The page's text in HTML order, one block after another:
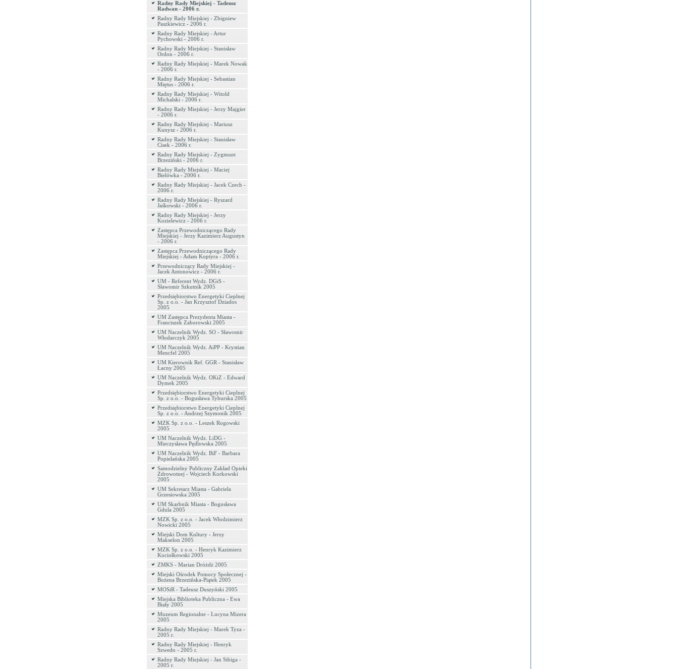
Radny Rady Miejskiej - Tadeusz
Radwan - 2006 r.
Radny Rady Miejskiej - Zbigniew
Paszkiewicz - 2006 r.
Radny Rady Miejskiej - Artur
Pychowski - 2006 r.
Radny Rady Miejskiej - Stanisław
Ordon - 2006 r.
Radny Rady Miejskiej - Marek Nowak
- 2006 r.
Radny Rady Miejskiej - Sebastian
Miętus - 2006 r.
Radny Rady Miejskiej - Witold
Michalski - 2006 r.
Radny Rady Miejskiej - Jerzy Majgier
- 2006 r.
Radny Rady Miejskiej - Mariusz
Kunysz - 2006 r.
Radny Rady Miejskiej - Stanisław
Cisek - 2006 r.
Radny Rady Miejskiej - Zygmunt
Brzeziński - 2006 r.
Radny Rady Miejskiej - Maciej
Bielówka - 2006 r.
Radny Rady Miejskiej - Jacek Czech -
2006 r.
Radny Rady Miejskiej - Ryszard
Jaśkowski - 2006 r.
Radny Rady Miejskiej - Jerzy
Kozielewicz - 2006 r.
Zastępca Przewodniczącego Rady
Miejskiej - Jerzy Kazimierz Augustyn
- 2006 r.
Zastępca Przewodniczącego Rady
Miejskiej - Adam Koptyra - 2006 r.
Przewodniczący Rady Miejskiej -
Jacek Antonowicz - 2006 r.
UM - Referent Wydz. DGiS -
Sławomir Szkutnik 2005
Przedsiębiorstwo Energetyki Cieplnej
Sp. z o.o. - Jan Krzysztof Dziados
2005
UM Zastępca Prezydenta Miasta -
Franciszek Zaborowski 2005
UM Naczelnik Wydz. SO - Sławomir
Włodarczyk 2005
UM Naczelnik Wydz. AiPP - Krystian
Mencfel 2005
UM Kierownik Ref. GGR - Stanisław
Łacny 2005
UM Naczelnik Wydz. OKiZ - Edward
Dymek 2005
Przedsiębiorstwo Energetyki Cieplnej
Sp. z o.o. - Bogusława Tyburska 2005
Przedsiębiorstwo Energetyki Cieplnej
Sp. z o.o. - Andrzej Szymonik 2005
MZK Sp. z o.o. - Leszek Rogowski
2005
UM Naczelnik Wydz. LiDG -
Mieczysława Pędlowska 2005
UM Naczelnik Wydz. BiF - Barbara
Popielańska 2005
Samodzielny Publiczny Zakład Opieki
Zdrowotnej - Wojciech Korkowski
2005
UM Sekretarz Miasta - Gabriela
Grzesiowska 2005
UM Skarbnik Miasta - Bogusława
Gdula 2005
MZK Sp. z o.o. - Jacek Włodzimierz
Nowicki 2005
Miejski Dom Kultury - Jerzy
Makselon 2005
MZK Sp. z o.o. - Henryk Kazimierz
Kociołkowski 2005
ZMKS - Marian Dróżdż 2005
Miejski Ośrodek Pomocy Społecznej -
Bożena Brzezińska-Piątek 2005
MOSiR - Tadeusz Duszyński 2005
Miejska Biblioteka Publiczna - Ewa
Biały 2005
Muzeum Regionalne - Lucyna Mizera
2005
Radny Rady Miejskiej - Marek Tyza -
2005 r.
Radny Rady Miejskiej - Henryk
Szwedo - 2005 r.
Radny Rady Miejskiej - Jan Sibiga -
2005 r.